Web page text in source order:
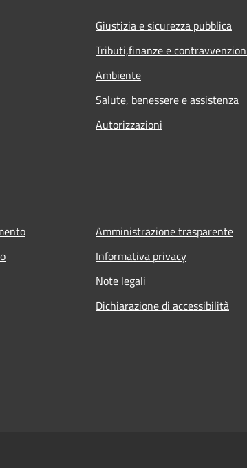
Giustizia e sicurezza pubblica
Tributi,finanze e
Ambiente
Salute, benessere e assistenza
Autorizzazioni
Amministrazione trasparente
Informativa privacy
Note legali
Dichiarazione di accessibilità